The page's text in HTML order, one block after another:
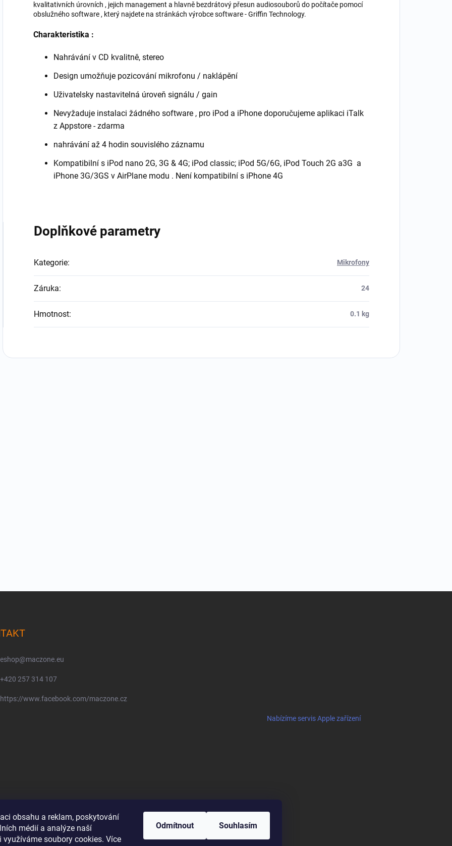
obsahu a reklam, poskytování
médií a analýze naší
využíváme soubory cookies. Více
Odmítnout Souhlasím
kvalitativních úrovních , jejich management a hlavně bezdrátový přesun audiosouborů do počítače pomocí
obslužného software , který najdete na stránkách výrobce software - Griffin Technology.
Charakteristika :
Nahrávání v CD kvalitně, stereo
Design umožňuje pozicování mikrofonu / naklápění
Uživatelsky nastavitelná úroveň signálu / gain
Nevyžaduje instalaci žádného software , pro iPod a iPhone doporučujeme aplikaci iTalk
z Appstore - zdarma
nahrávání až 4 hodin souvislého záznamu
Kompatibilní s iPod nano 2G, 3G & 4G; iPod classic; iPod 5G/6G, iPod Touch 2G a3G a
iPhone 3G/3GS v AirPlane modu . Není kompatibilní s iPhone 4G
Doplňkové parametry
Kategorie: Mikrofony
Záruka: 24
Hmotnost: 0.1 kg
eshop@maczone.eu
+420 257 314 107
https://www.facebook.com/maczone.cz
Nabízíme servis Apple zařízení